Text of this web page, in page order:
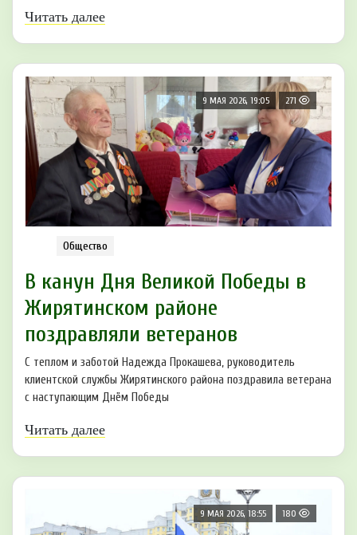
Читать далее
9 МАЯ 2026, 19:05 271
Общество
В канун Дня Великой Победы в
Жирятинском районе
поздравляли ветеранов
С теплом и заботой Надежда Прокашева, руководитель
клиентской службы Жирятинского района поздравила ветерана
с наступающим Днём Победы
Читать далее
9 МАЯ 2026, 18:55 180